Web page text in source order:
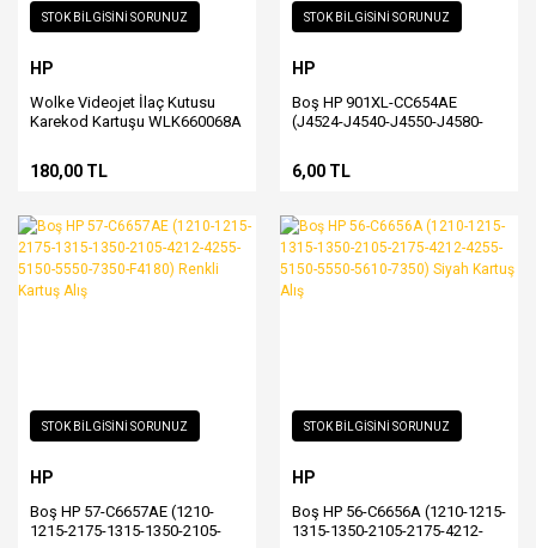
STOK BİLGİSİNİ SORUNUZ
HP
Wolke Videojet İlaç Kutusu
Karekod Kartuşu WLK660068A
180,00 TL
STOK BİLGİSİNİ SORUNUZ
HP
Boş HP 901XL-CC654AE
(J4524-J4540-J4550-J4580-
Siyah Kartuş Alış
6,00 TL
STOK BİLGİSİNİ SORUNUZ
HP
Boş HP 57-C6657AE (1210-
1215-2175-1315-1350-2105-
STOK BİLGİSİNİ SORUNUZ
HP
Boş HP 56-C6656A (1210-1215-
1315-1350-2105-2175-4212-